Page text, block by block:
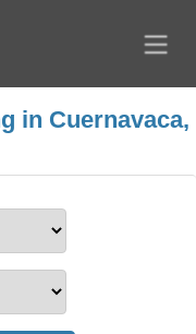
in Cuernavaca,